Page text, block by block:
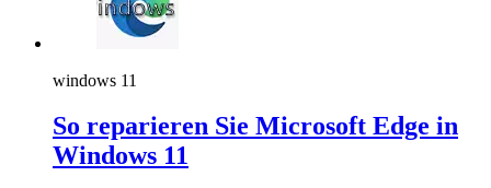
windows 11
So reparieren Sie Microsoft Edge in
Windows 11